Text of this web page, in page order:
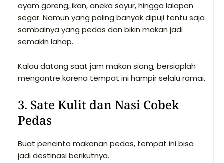
ayam goreng, ikan, aneka sayur, hingga lalapan
segar. Namun yang paling banyak dipuji tentu saja
sambalnya yang pedas dan bikin makan jadi
semakin lahap.
Kalau datang saat jam makan siang, bersiaplah
mengantre karena tempat ini hampir selalu ramai.
3. Sate Kulit dan Nasi Cobek
Pedas
Buat pencinta makanan pedas, tempat ini bisa
jadi destinasi berikutnya.